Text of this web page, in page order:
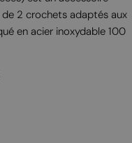
de 2 crochets adaptés aux
en acier inoxydable 100